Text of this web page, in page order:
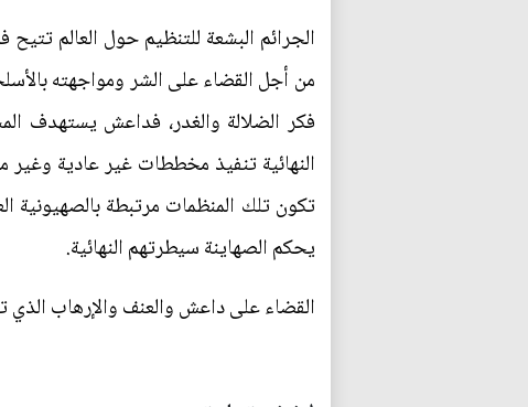
الجرائم البشعة للتنظيم حول العالم
من أجل القضاء على الشر ومواجهته
فكر الضلالة والغدر، فداعش يستهدف
النهائية تنفيذ مخططات غير عادية وغير
تكون تلك المنظمات مرتبطة بالصهيونية
يحكم الصهاينة سيطرتهم النهائية.
القضاء على داعش والعنف والإرهاب الذي